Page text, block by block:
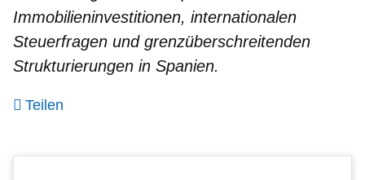
Immobilieninvestitionen, internationalen
Steuerfragen und grenzüberschreitenden
Strukturierungen in Spanien.
Teilen